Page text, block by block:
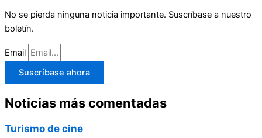
No se pierda ninguna noticia importante. Suscríbase a nuestro
boletín.
Email
Suscríbase ahora
Noticias más comentadas
Turismo de cine